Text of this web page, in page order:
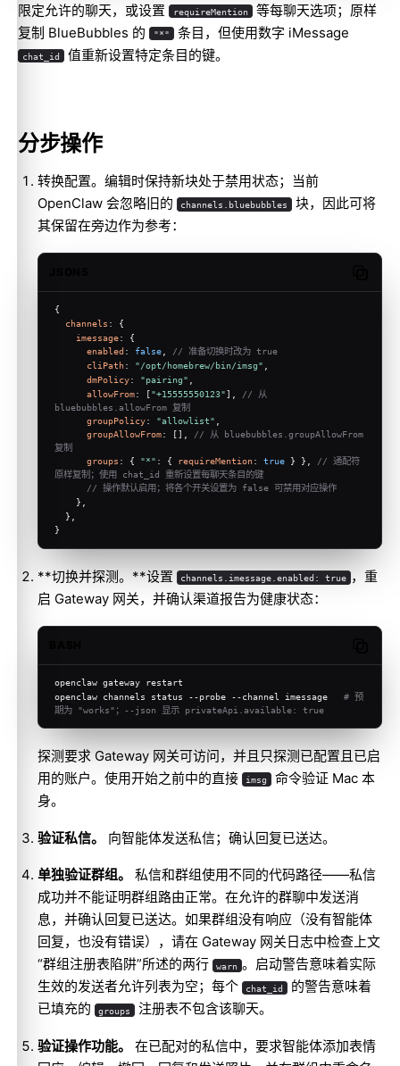
限定允许的聊天，或设置
requireMention 等每聊天选项；原样
复制 BlueBubbles 的
"*" 条目，但使用数字 iMessage
chat_id 值重新设置特定条目的键。
分步操作
转换配置。编辑时保持新块处于禁用状态；当前
OpenClaw 会忽略旧的
channels.bluebubbles
块，因此可将
其保留在旁边作为参考：
{
channels : {
imessage: {
enabled : false,
// 准备切换时改为 true
cliPath: "/opt/homebrew/bin/imsg"
dmPolicy: "pairing"
allowFrom: ["+15555550123"],
// 从
bluebubbles.allowFrom 复制
groupPolicy: "allowlist"
groupAllowFrom: [],
// 从 bluebubbles.groupAllowFrom
复制
groups : { "*" : { requireMention: true } },
// 通配符
原样复制；使用 chat_id 重新设置每聊天条目的键
// 操作默认启用；将各个开关设置为 false 可禁用对应操作
    },
  },
}
**切换并探测。**设置 channels.imessage.enabled: true ，重
启 Gateway 网关，并确认渠道报告为健康状态：
openclaw gateway restart
openclaw channels status --probe --channel imessage # 预
期为 "works"；--json 显示 privateApi.available: true
探测要求 Gateway 网关可访问，并且只探测已配置且已启
用的账户。使用开始之前中的直接 imsg
命令验证 Mac 本
身。
验证私信。 向智能体发送私信；确认回复已送达。
单独验证群组。
私信和群组使用不同的代码路径——私信
成功并不能证明群组路由正常。在允许的群聊中发送消
息，并确认回复已送达。如果群组没有响应（没有智能体
回复，也没有错误），请在 Gateway 网关日志中检查上文
“群组注册表陷阱”所述的两行
warn 。启动警告意味着实际
生效的发送者允许列表为空；每个
chat_id
的警告意味着
已填充的
groups 注册表不包含该聊天。
验证操作功能。
在已配对的私信中，要求智能体添加表情